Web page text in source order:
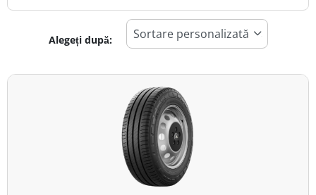
Toate tipurile (23)
Alegeți după: